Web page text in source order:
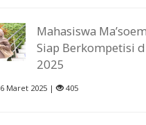
Mahasiswa
Siap Berkompetisi
2025
6 Maret 2025 | 405